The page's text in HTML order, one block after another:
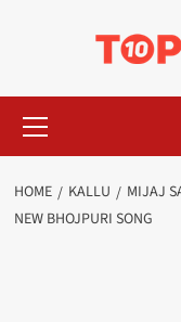
Menu
HOME KALLU
MIJAJ
NEW BHOJPURI SONG